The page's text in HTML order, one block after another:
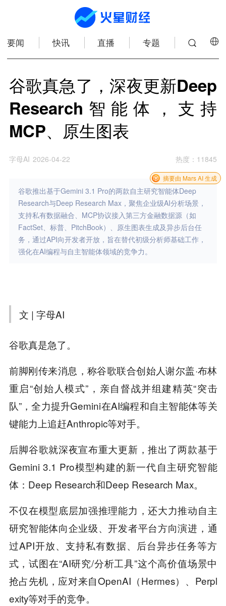
要闻 快讯 直播 专题
谷歌真急了，深夜更新Deep
Research智能体，支持
MCP、原生图表
字母AI 2026-04-22 热度 ： 11845
谷歌推出基于Gemini 3.1 Pro的两款自主研究智能体Deep
Research与Deep Research Max，聚焦企业级AI分析场景，
支持私有数据融合、MCP协议接入第三方金融数据源（如
FactSet、标普、PitchBook）、原生图表生成及异步后台任
务，通过API向开发者开放，旨在替代初级分析师基础工作，
强化在AI编程与自主智能体领域的竞争力。
摘要由 Mars AI 生成
文 | 字母AI
谷歌真是急了。
前脚刚传来消息，称谷歌联合创始人谢尔盖·布林
重启“创始人模式”，亲自督战并组建精英“突击
队”，全力提升Gemini在AI编程和自主智能体等关
键能力上追赶Anthropic等对手。
后脚谷歌就深夜宣布重大更新，推出了两款基于
Gemini 3.1 Pro模型构建的新一代自主研究智能
体：Deep Research和Deep Research Max。
不仅在模型底层加强推理能力，还大力推动自主
研究智能体向企业级、开发者平台方向演进，通
过API开放、支持私有数据、后台异步任务等方
式，试图在“AI研究/分析工具”这个高价值场景中
抢占先机，应对来自OpenAI（Hermes）、Perpl
exity等对手的竞争。